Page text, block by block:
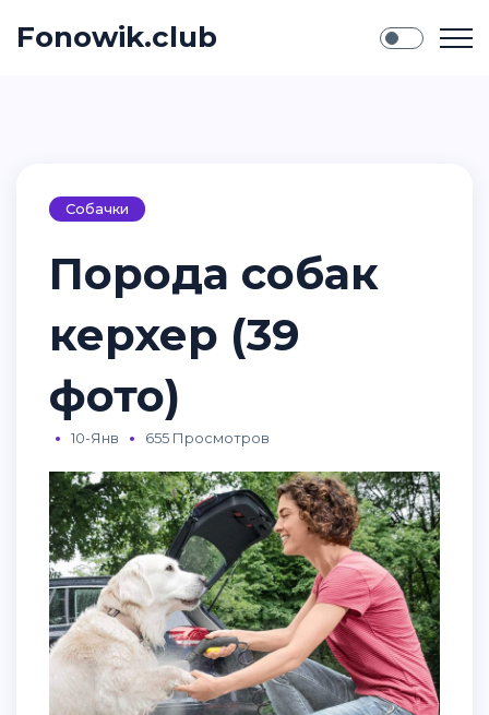
Fonowik.club
Собачки
Порода собак
керхер (39
фото)
10-Янв 655 Просмотров